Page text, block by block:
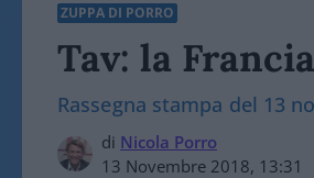
ZUPPA DI PORRO
Tav: la
Rassegna stampa del 13
di Nicola Porro
13 Novembre 2018, 13:31